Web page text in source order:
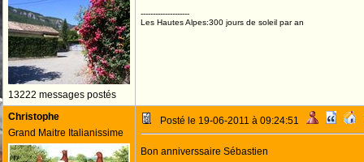
13222 messages postés
--------------------
Les Hautes Alpes:300 jours de soleil par an
Christophe
Grand Maitre Italianissime
Posté le 19-06-2011 à 09:24:51
Bon anniverssaire Sébastien